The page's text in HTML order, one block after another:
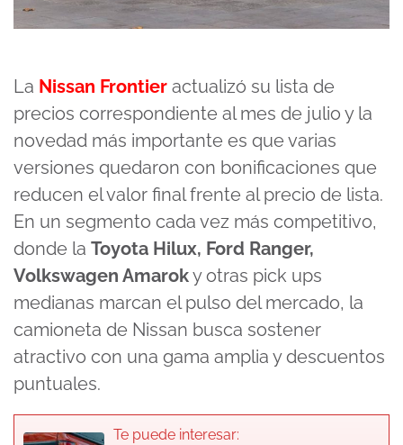
La Nissan Frontier actualizó su lista de
precios correspondiente al mes de julio y la
novedad más importante es que varias
versiones quedaron con bonificaciones que
reducen el valor final frente al precio de lista.
En un segmento cada vez más competitivo,
donde la Toyota Hilux, Ford Ranger,
Volkswagen Amaroky otras pick ups
medianas marcan el pulso del mercado, la
camioneta de Nissan busca sostener
atractivo con una gama amplia y descuentos
puntuales.
Te puede interesar: